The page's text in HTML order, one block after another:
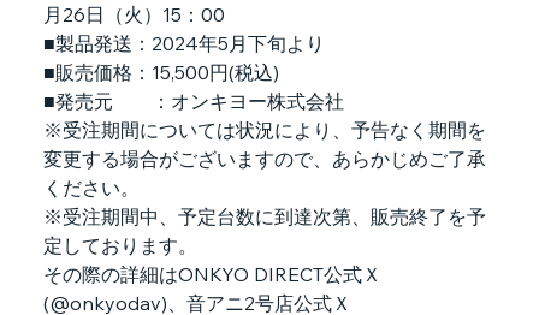
月26日（火）15：00
■製品発送：2024年5月下旬より
■販売価格：15,500円(税込)
■発売元        ：オンキヨー株式会社
※受注期間については状況により、予告なく期間を
変更する場合がございますので、あらかじめご了承
ください。
※受注期間中、予定台数に到達次第、販売終了を予
定しております。
その際の詳細はONKYO DIRECT公式Ｘ
(@onkyodav)、音アニ2号店公式Ｘ